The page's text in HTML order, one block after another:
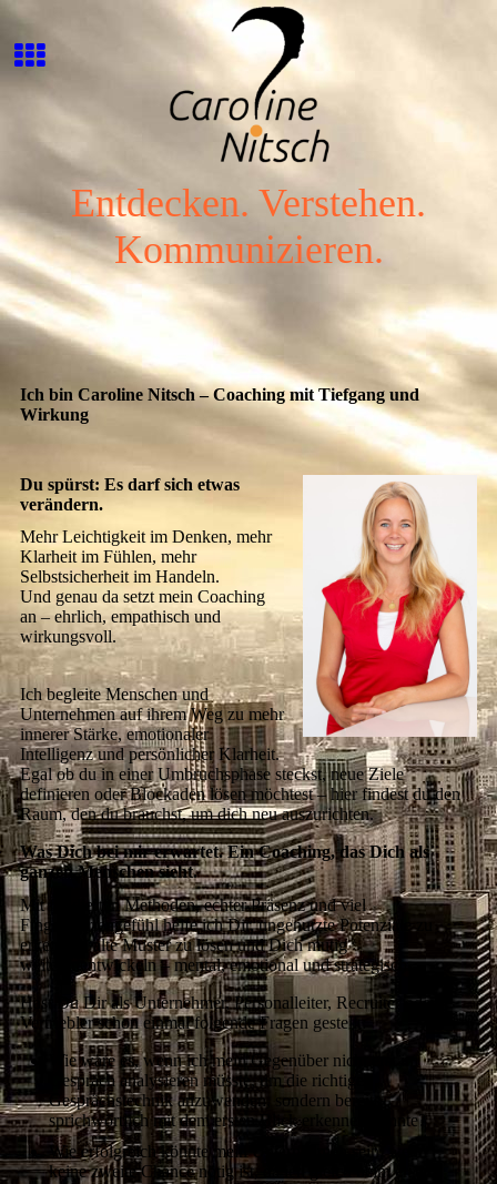
Entdecken. Verstehen.
Kommunizieren.
Ich bin Caroline Nitsch – Coaching mit Tiefgang und
Wirkung
Du spürst: Es darf sich etwas
verändern.
Mehr Leichtigkeit im Denken, mehr
Klarheit im Fühlen, mehr
Selbstsicherheit im Handeln.
Und genau da setzt mein Coaching
an – ehrlich, empathisch und
wirkungsvoll.
Ich begleite Menschen und
Unternehmen auf ihrem Weg zu mehr
innerer Stärke, emotionaler
Intelligenz und persönlicher Klarheit.
Egal ob du in einer Umbruchsphase steckst, neue Ziele
definieren oder Blockaden lösen möchtest – hier findest du den
Raum, den du brauchst, um dich neu auszurichten.
Was Dich bei mir erwartet. Ein Coaching, das Dich als
ganzen Menschen sieht.
Mit fundierten Methoden, echter Präsenz und viel
Fingerspitzengefühl helfe ich Dir, ungenutzte Potenziale zu
erkennen, alte Muster zu lösen und Dich mutig
weiterzuentwickeln – mental, emotional und strategisch.
Hast Du Dir als Unternehmer, Personalleiter, Recruiter oder
Vertriebler schon einmal folgende Fragen gestellt:
Wie wäre es, wenn ich mein Gegenüber nicht erst im
Gespräch analysieren müsste, um die richtige
Gesprächstechnik anzuwenden, sondern bereits
sprichwörtlich mit dem ersten Blick erkennen könnte?
Wie erfolgreich könnte mein Unternehmen sein, wenn
keine zweite Chance nötig ist, da ich gleich beim ersten